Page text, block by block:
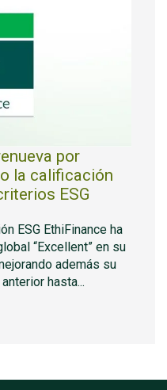
por
la calificación
ESG
ESG EthiFinance ha
“Excellent” en su
además su
hasta...